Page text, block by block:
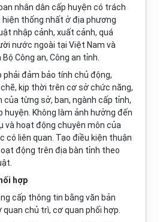
nhân dân cấp huyện có trách
thống nhất ở địa phương
nhập cảnh, xuất cảnh, quá
nước ngoài tại Việt Nam và
Công an, Công an tỉnh.
phải đảm bảo tính chủ động,
kịp thời trên cơ sở chức năng,
của từng sở, ban, ngành cấp tỉnh,
huyện. Không làm ảnh hưởng đến
và hoạt động chuyên môn của
có liên quan. Tạo điều kiện thuận
động trên địa bàn tỉnh theo
hợp
cấp thông tin bằng văn bản
chủ trì, cơ quan phối hợp.